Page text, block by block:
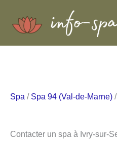
Spa / Spa 94 (Val-de-Marne)
Contacter un spa à Ivry-sur-